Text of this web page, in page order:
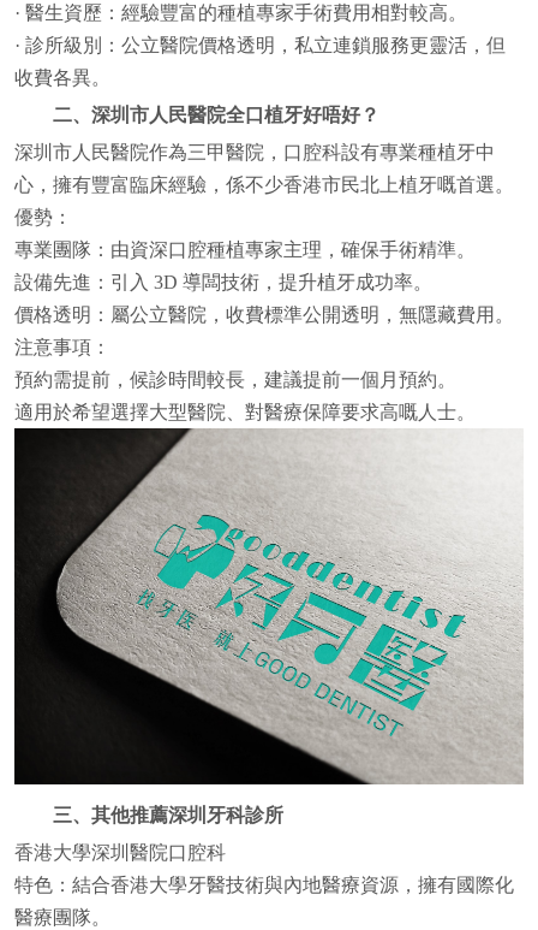
· 醫生資歷：經驗豐富的種植專家手術費用相對較高。
· 診所級別：公立醫院價格透明，私立連鎖服務更靈活，但
收費各異。
二、深圳市人民醫院全口植牙好唔好？
深圳市人民醫院作為三甲醫院，口腔科設有專業種植牙中
心，擁有豐富臨床經驗，係不少香港市民北上植牙嘅首選。
優勢：
專業團隊：由資深口腔種植專家主理，確保手術精準。
設備先進：引入 3D 導闆技術，提升植牙成功率。
價格透明：屬公立醫院，收費標準公開透明，無隱藏費用。
注意事項：
預約需提前，候診時間較長，建議提前一個月預約。
適用於希望選擇大型醫院、對醫療保障要求高嘅人士。
三、其他推薦深圳牙科診所
香港大學深圳醫院口腔科
特色：結合香港大學牙醫技術與內地醫療資源，擁有國際化
醫療團隊。